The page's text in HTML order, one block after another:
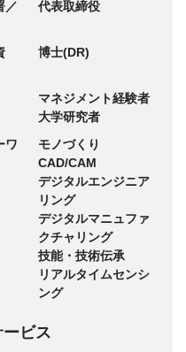
／
代表取締役
博士(DR)
マネジメント経験者
大学研究者
ワ
モノづくり
CAD/CAM
デジタルエンジニア
リング
デジタルマニュファ
クチャリング
技能・技術伝承
リアルタイムセンシ
ング
ビス